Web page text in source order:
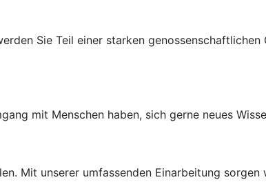
Sie Teil einer starken
mit Menschen haben, sich gerne neues
Mit unserer umfassenden Einarbeitung